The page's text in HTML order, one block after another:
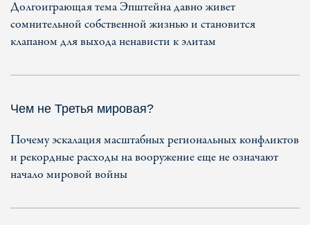
Долгоиграющая тема Эпштейна давно живет
сомнительной собственной жизнью и становится
клапаном для выхода ненависти к элитам
Чем не Третья мировая?
Почему эскалация масштабных региональных конфликтов
и рекордные расходы на вооружение еще не означают
начало мировой войны